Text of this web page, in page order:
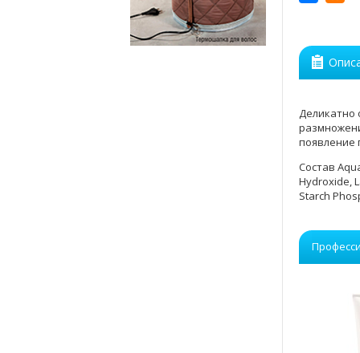
Деликатно
появление
Состав
Hydroxide,
Starch